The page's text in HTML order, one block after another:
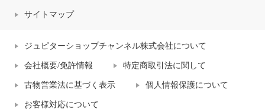
サイトマップ
ジュピターショップチャンネル株式会社について
会社概要/免許情報 特定商取引法に関して
古物営業法に基づく表示 個人情報保護について
お客様対応について